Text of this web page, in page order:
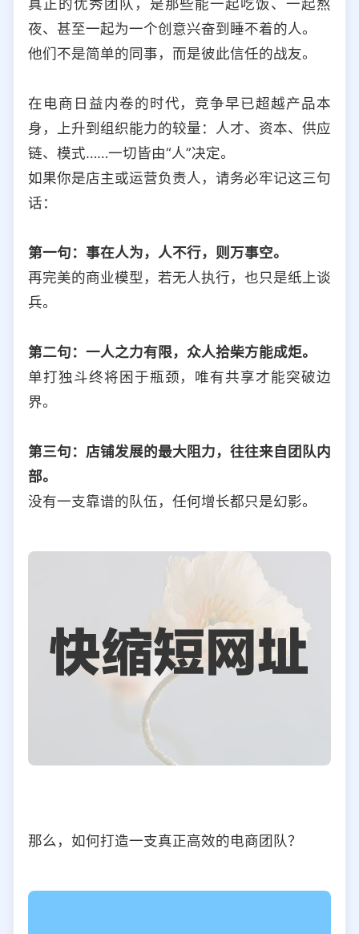
夜、甚至一起为一个创意兴奋到睡不着的人。
他们不是简单的同事，而是彼此信任的战友。
在电商日益内卷的时代，竞争早已超越产品本
身，上升到组织能力的较量：人才、资本、供应
链、模式……一切皆由“人”决定。
如果你是店主或运营负责人，请务必牢记这三句
话：
第一句：事在人为，人不行，则万事空。
再完美的商业模型，若无人执行，也只是纸上谈
兵。
第二句：一人之力有限，众人拾柴方能成炬。
单打独斗终将困于瓶颈，唯有共享才能突破边
界。
第三句：店铺发展的最大阻力，往往来自团队内
部。
没有一支靠谱的队伍，任何增长都只是幻影。
那么，如何打造一支真正高效的电商团队？